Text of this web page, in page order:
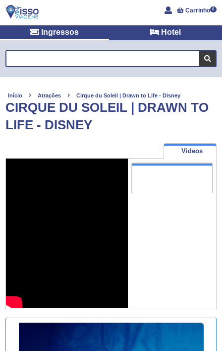
Carrinho 0
Ingressos Hotel
Início Atrações Cirque du Soleil | Drawn to Life - Disney
CIRQUE DU SOLEIL | DRAWN TO
LIFE - DISNEY
Videos